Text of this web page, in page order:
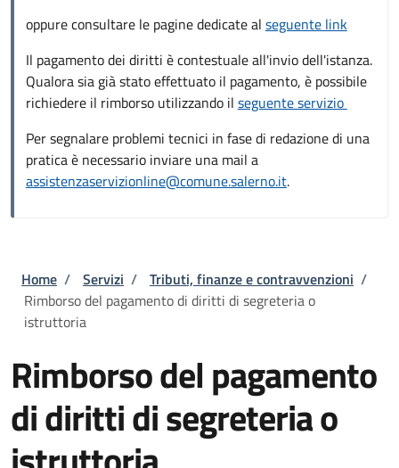
oppure consultare le pagine dedicate al seguente link
Il pagamento dei diritti è contestuale all'invio dell'istanza.
Qualora sia già stato effettuato il pagamento, è possibile
richiedere il rimborso utilizzando il seguente servizio
Per segnalare problemi tecnici in fase di redazione di una
pratica è necessario inviare una mail a
assistenzaservizionline@comune.salerno.it.
Briciole di pane
Home / Servizi / Tributi, finanze e contravvenzioni /
Rimborso del pagamento di diritti di segreteria o
istruttoria
Rimborso del pagamento
di diritti di segreteria o